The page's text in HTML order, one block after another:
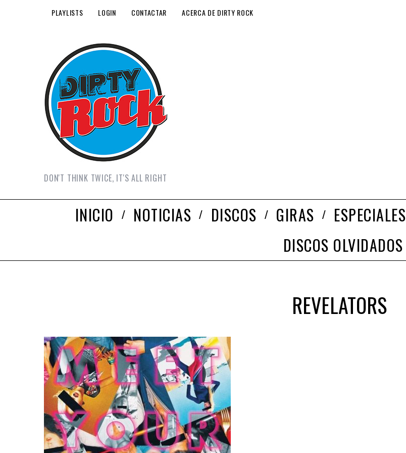
PLAYLISTS LOGIN CONTACTAR ACERCA DE DIRTY ROCK
DON'T THINK TWICE, IT'S ALL RIGHT
INICIO NOTICIAS DISCOS GIRAS ESPECIALES
DISCOS OLVIDADOS
REVELATORS